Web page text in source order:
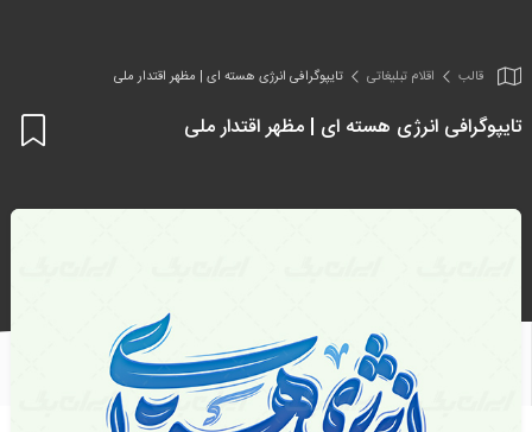
قالب اقلام تبلیغاتی تایپوگرافی انرژی هسته ای | مظهر اقتدار ملی
تایپوگرافی انرژی هسته ای | مظهر اقتدار ملی